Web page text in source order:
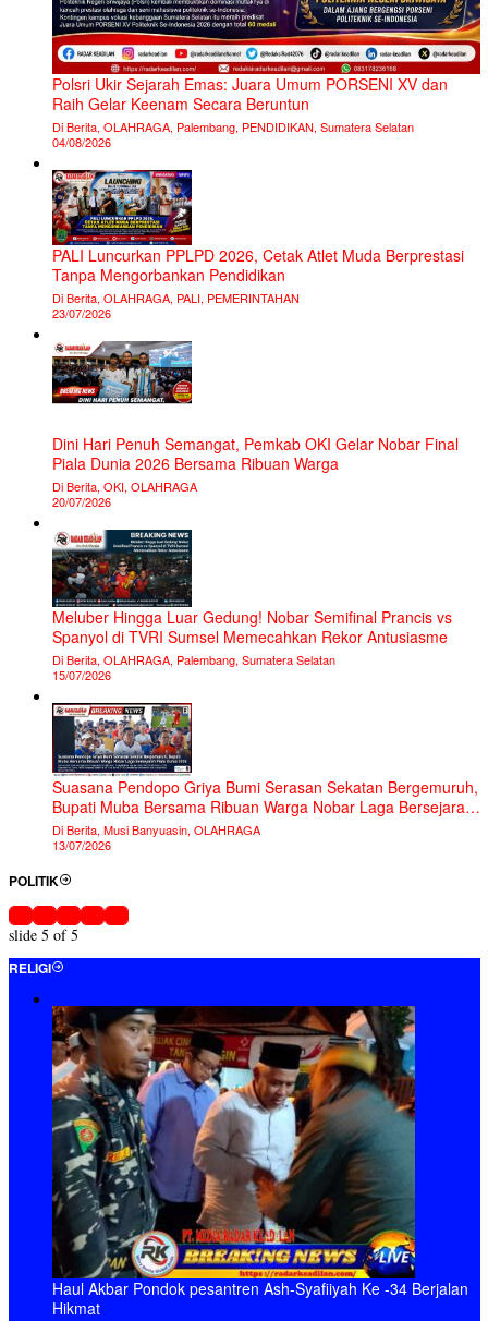
Polsri Ukir Sejarah Emas: Juara Umum PORSENI XV dan
Raih Gelar Keenam Secara Beruntun
Di Berita, OLAHRAGA, Palembang, PENDIDIKAN, Sumatera Selatan
04/08/2026
PALI Luncurkan PPLPD 2026, Cetak Atlet Muda Berprestasi
Tanpa Mengorbankan Pendidikan
Di Berita, OLAHRAGA, PALI, PEMERINTAHAN
23/07/2026
Dini Hari Penuh Semangat, Pemkab OKI Gelar Nobar Final
Piala Dunia 2026 Bersama Ribuan Warga
Di Berita, OKI, OLAHRAGA
20/07/2026
Meluber Hingga Luar Gedung! Nobar Semifinal Prancis vs
Spanyol di TVRI Sumsel Memecahkan Rekor Antusiasme
Di Berita, OLAHRAGA, Palembang, Sumatera Selatan
15/07/2026
Suasana Pendopo Griya Bumi Serasan Sekatan Bergemuruh,
Bupati Muba Bersama Ribuan Warga Nobar Laga Bersejarah
Piala Dunia 2026
Di Berita, Musi Banyuasin, OLAHRAGA
13/07/2026
POLITIK
slide 5 of 5
RELIGI
Haul Akbar Pondok pesantren Ash-Syafiiyah Ke -34 Berjalan
Hikmat